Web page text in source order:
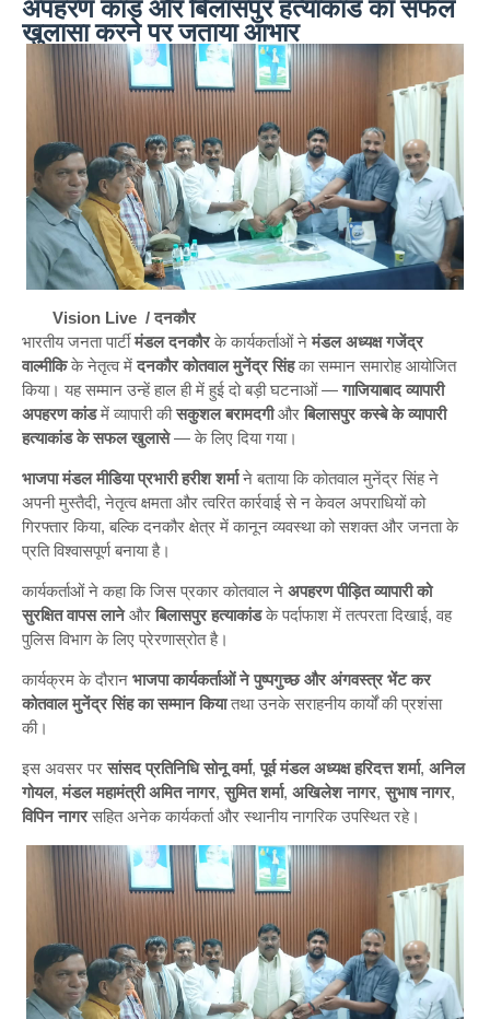
खुलासा करने पर जताया आभार
Vision Live / दनकौर
भारतीय जनता पार्टीमंडल दनकौरके कार्यकर्ताओं ने मंडल अध्यक्ष गजेंद्र
वाल्मीकिके नेतृत्व में दनकौर कोतवाल मुनेंद्र सिंहका सम्मान समारोह आयोजित
किया। यह सम्मान उन्हें हाल ही में हुई दो बड़ी घटनाओं — गाजियाबाद व्यापारी
अपहरण कांडमें व्यापारी कीसकुशल बरामदगीऔर बिलासपुर कस्बे के व्यापारी
हत्याकांड के सफल खुलासे— के लिए दिया गया।
भाजपा मंडल मीडिया प्रभारी हरीश शर्माने बताया कि कोतवाल मुनेंद्र सिंह ने
अपनी मुस्तैदी, नेतृत्व क्षमता और त्वरित कार्रवाई से न केवल अपराधियों को
गिरफ्तार किया, बल्कि दनकौर क्षेत्र में कानून व्यवस्था को सशक्त और जनता के
प्रति विश्वासपूर्ण बनाया है।
कार्यकर्ताओं ने कहा कि जिस प्रकार कोतवाल ने अपहरण पीड़ित व्यापारी को
सुरक्षित वापस लानेऔर बिलासपुर हत्याकांडके पर्दाफाश में तत्परता दिखाई, वह
पुलिस विभाग के लिए प्रेरणास्रोत है।
कार्यक्रम के दौरान भाजपा कार्यकर्ताओं ने पुष्पगुच्छ और अंगवस्त्र भेंट कर
कोतवाल मुनेंद्र सिंह का सम्मान कियातथा उनके सराहनीय कार्यों की प्रशंसा
की।
इस अवसर पर सांसद प्रतिनिधि सोनू वर्मा, पूर्व मंडल अध्यक्ष हरिदत्त शर्मा, अनिल
गोयल, मंडल महामंत्री अमित नागर, सुमित शर्मा, अखिलेश नागर, सुभाष नागर,
विपिन नागरसहित अनेक कार्यकर्ता और स्थानीय नागरिक उपस्थित रहे।